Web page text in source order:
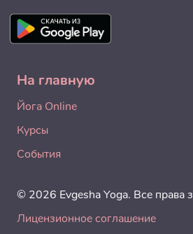
На главную
Йога Online
Курсы
События
© 2026 Evgesha Yoga. Все права
Лицензионное соглашение